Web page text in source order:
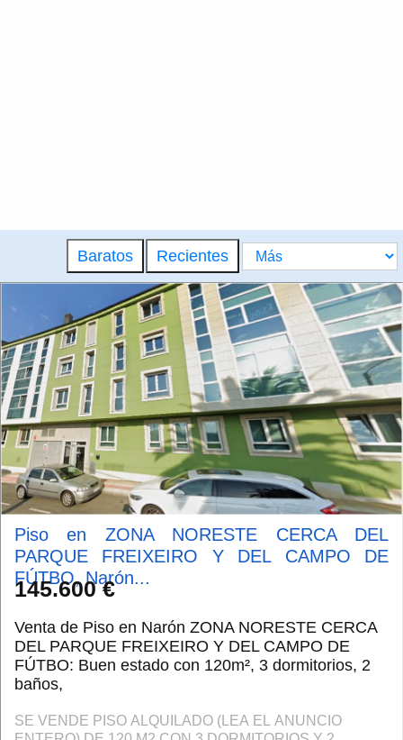
Baratos Recientes
Piso en ZONA NORESTE CERCA DEL
PARQUE FREIXEIRO Y DEL CAMPO DE
FÚTBO, Narón...
145.600 €
Venta de Piso en Narón ZONA NORESTE CERCA
DEL PARQUE FREIXEIRO Y DEL CAMPO DE
FÚTBO: Buen estado con 120m², 3 dormitorios, 2
baños,
SE VENDE PISO ALQUILADO (LEA EL ANUNCIO